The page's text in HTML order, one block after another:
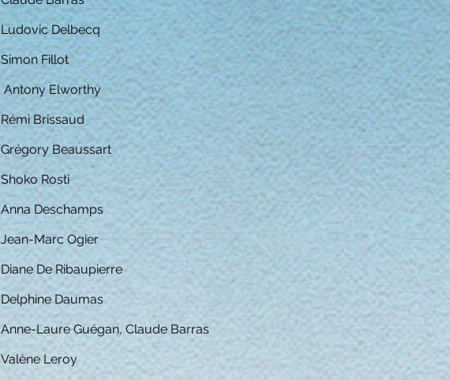
Ludovic Delbecq
Simon Fillot
Antony Elworthy
Rémi Brissaud
Grégory Beaussart
Shoko Rosti
Anna Deschamps​
Jean-Marc Ogier
Diane De Ribaupierre
Delphine Daumas
Anne-Laure Guégan, Claude Barras
Valène Leroy